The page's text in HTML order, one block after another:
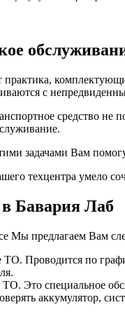
практика,
с
средство не
задачами Вам
техцентра умело
Бавария Лаб
Мы предлагаем Вам
Проводится по
Это специальное
аккумулятор,